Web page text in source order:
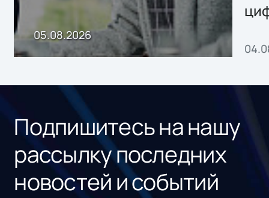
05.08.2026
Подпишитесь на нашу
рассылку последних
новостей и событий